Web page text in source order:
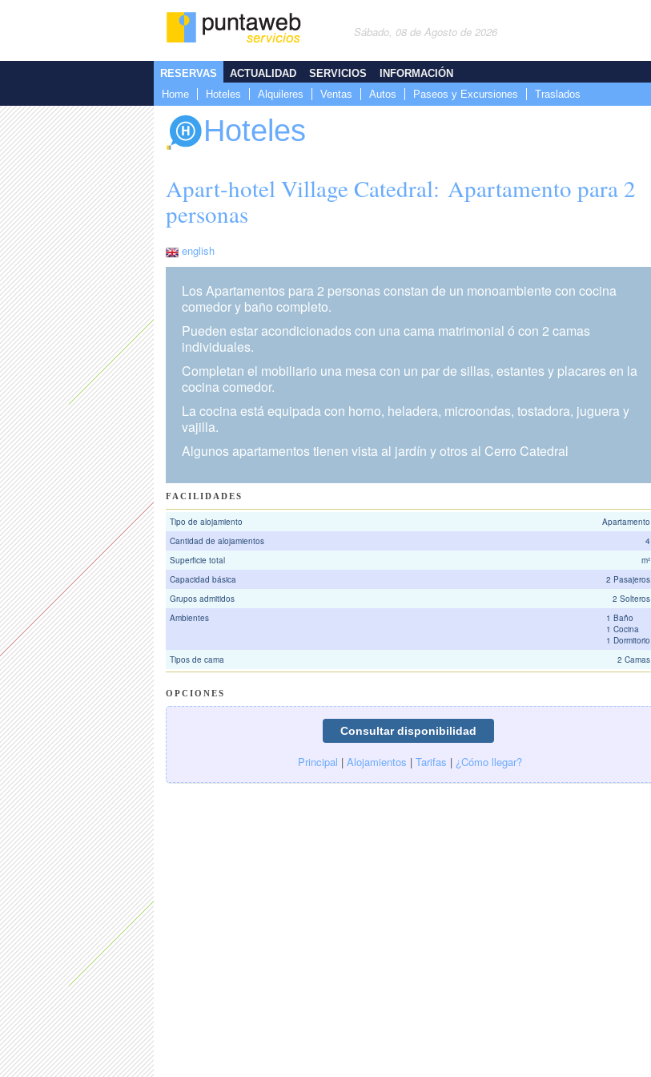
Sábado, 08 de Agosto de 2026
RESERVAS
Home
Hoteles Alquileres Ventas Autos Paseos y Excursiones Traslados
ACTUALIDAD SERVICIOS INFORMACIÓN
Hoteles
Apart-hotel Village Catedral: Apartamento para 2
personas
english
Los Apartamentos para 2 personas constan de un monoambiente con cocina
comedor y baño completo.
Pueden estar acondicionados con una cama matrimonial ó con 2 camas
individuales.
Completan el mobiliario una mesa con un par de sillas, estantes y placares en la
cocina comedor.
La cocina está equipada con horno, heladera, microondas, tostadora, juguera y
vajilla.
Algunos apartamentos tienen vista al jardín y otros al Cerro Catedral
FACILIDADES
Tipo de alojamiento
Apartamento
Cantidad de alojamientos
4
Superficie total
m²
Capacidad básica
2 Pasajeros
Grupos admitidos
2 Solteros
Ambientes
1 Baño
1 Cocina
1 Dormitorio
Tipos de cama
2 Camas
OPCIONES
Principal | Alojamientos | Tarifas | ¿Cómo llegar?